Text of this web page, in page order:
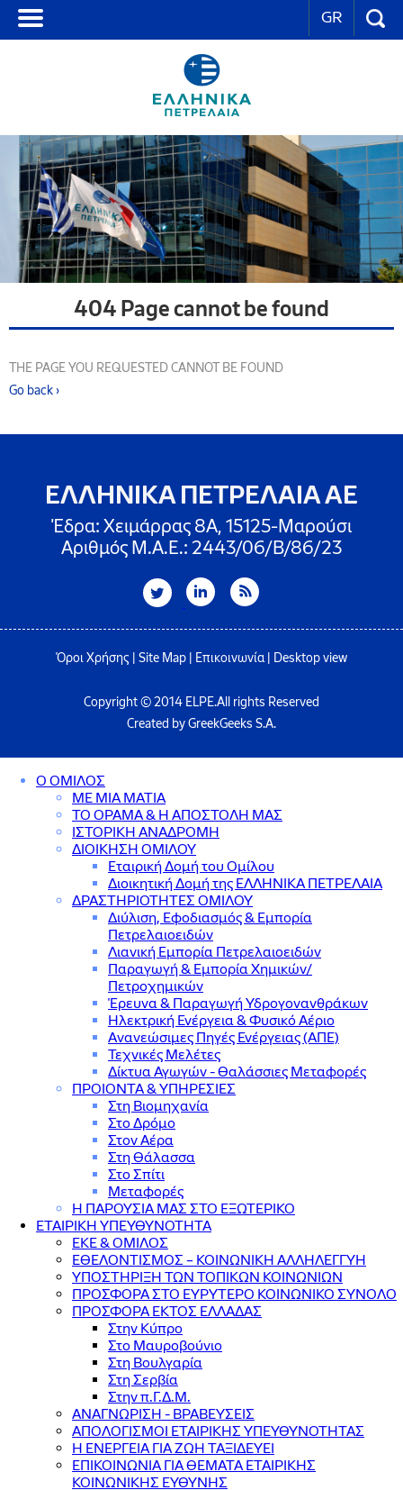
GR
404 Page cannot be found
THE PAGE YOU REQUESTED CANNOT BE FOUND
Go back ›
ΕΛΛΗΝΙΚΑ ΠΕΤΡΕΛΑΙΑ ΑΕ
Έδρα: Χειμάρρας 8A, 15125-Μαρούσι
Αριθμός Μ.Α.Ε.: 2443/06/Β/86/23
Όροι Χρήσης Site Map Επικοινωνία| Desktop view
Copyright © 2014 ELPE.All rights Reserved
Created by GreekGeeks S.A.
Ο ΟΜΙΛΟΣ
ΜΕ ΜΙΑ ΜΑΤΙΑ
ΤΟ ΟΡΑΜΑ & Η ΑΠΟΣΤΟΛΗ ΜΑΣ
ΙΣΤΟΡΙΚΗ ΑΝΑΔΡΟΜΗ
ΔΙΟΙΚΗΣΗ ΟΜΙΛΟΥ
Εταιρική Δομή του Ομίλου
Διοικητική Δομή της ΕΛΛΗΝΙΚΑ ΠΕΤΡΕΛΑΙΑ
ΔΡΑΣΤΗΡΙΟΤΗΤΕΣ ΟΜΙΛΟΥ
Διύλιση, Εφοδιασμός & Εμπορία
Πετρελαιοειδών
Λιανική Εμπορία Πετρελαιοειδών
Παραγωγή & Εμπορία Χημικών/
Πετροχημικών
Έρευνα & Παραγωγή Υδρογονανθράκων
Ηλεκτρική Ενέργεια & Φυσικό Αέριο
Ανανεώσιμες Πηγές Ενέργειας (ΑΠΕ)
Τεχνικές Μελέτες
Δίκτυα Αγωγών - Θαλάσσιες Μεταφορές
ΠΡΟΙΟΝΤΑ & YΠΗΡΕΣΙΕΣ
Στη Βιομηχανία
Στο Δρόμο
Στον Αέρα
Στη Θάλασσα
Στο Σπίτι
Μεταφορές
Η ΠΑΡΟΥΣΙΑ ΜΑΣ ΣΤΟ ΕΞΩΤΕΡΙΚΟ
ΕΤΑΙΡΙΚΗ ΥΠΕΥΘΥΝΟΤΗΤΑ
ΕΚΕ & ΟΜΙΛΟΣ
ΕΘΕΛΟΝΤΙΣΜΟΣ – ΚΟΙΝΩΝΙΚΗ ΑΛΛΗΛΕΓΓΥΗ
ΥΠΟΣΤΗΡΙΞΗ ΤΩΝ ΤΟΠΙΚΩΝ ΚΟΙΝΩΝΙΩΝ
ΠΡΟΣΦΟΡΑ ΣΤΟ ΕΥΡΥΤΕΡΟ ΚΟΙΝΩΝΙΚΟ ΣΥΝΟΛΟ
ΠΡΟΣΦΟΡΑ ΕΚΤΟΣ ΕΛΛΑΔΑΣ
Στην Κύπρο
Στο Μαυροβούνιο
Στη Βουλγαρία
Στη Σερβία
Στην π.Γ.Δ.Μ.
ΑΝΑΓΝΩΡΙΣΗ - ΒΡΑΒΕΥΣΕΙΣ
ΑΠΟΛΟΓΙΣΜΟΙ ΕΤΑΙΡΙΚΗΣ ΥΠΕΥΘΥΝΟΤΗΤΑΣ
Η ΕΝΕΡΓΕΙΑ ΓΙΑ ΖΩΗ ΤΑΞΙΔΕΥΕΙ
ΕΠΙΚΟΙΝΩΝΙΑ ΓΙΑ ΘΕΜΑΤΑ ΕΤΑΙΡΙΚΗΣ
ΚΟΙΝΩΝΙΚΗΣ ΕΥΘΥΝΗΣ